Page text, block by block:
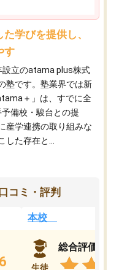
学びを提供し、
す
立のatama plus株式
塾です。塾業界では新
＋」は、すでに全
備校・駿台との提
産学連携の取り組みな
た存在と...
コミ・評判
本校
生徒
総合評価